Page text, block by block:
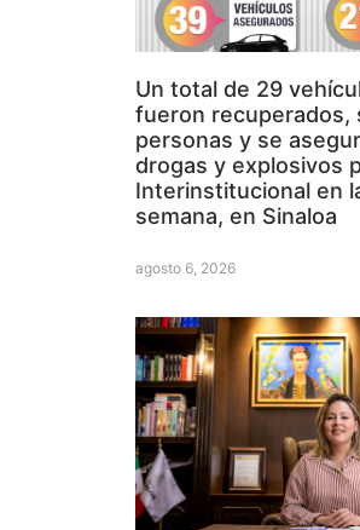
Un total de 29
fueron recuperados,
personas y se
drogas y explosivos
Interinstitucional en
semana, en Sinaloa
agosto 6, 2026